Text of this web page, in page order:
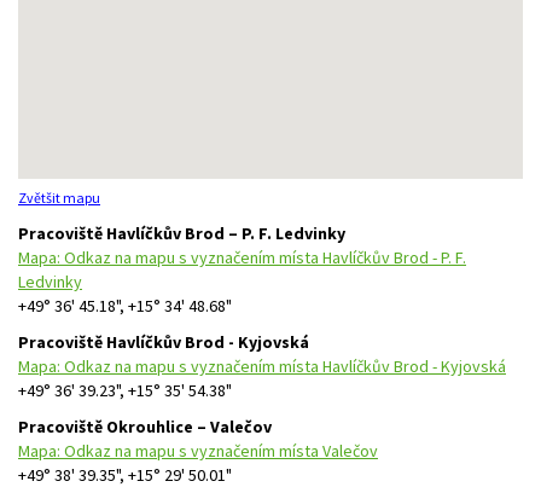
Zvětšit mapu
Pracoviště Havlíčkův Brod – P. F. Ledvinky
Mapa: Odkaz na mapu s vyznačením místa Havlíčkův Brod - P. F.
Ledvinky
+49° 36' 45.18", +15° 34' 48.68"
Pracoviště Havlíčkův Brod - Kyjovská
Mapa: Odkaz na mapu s vyznačením místa Havlíčkův Brod - Kyjovská
+49° 36' 39.23", +15° 35' 54.38"
Pracoviště Okrouhlice – Valečov
Mapa: Odkaz na mapu s vyznačením místa Valečov
+49° 38' 39.35", +15° 29' 50.01"